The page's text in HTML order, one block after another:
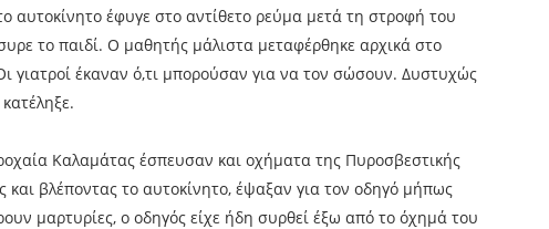
έφυγε στο αντίθετο ρεύμα μετά τη στροφή του
το παιδί. Ο μαθητής μάλιστα μεταφέρθηκε αρχικά στο
γιατροί έκαναν ό,τι μπορούσαν για να τον σώσουν. Δυστυχώς
Καλαμάτας έσπευσαν και οχήματα της Πυροσβεστικής
βλέποντας το αυτοκίνητο, έψαξαν για τον οδηγό μήπως
μαρτυρίες, ο οδηγός είχε ήδη συρθεί έξω από το όχημά του